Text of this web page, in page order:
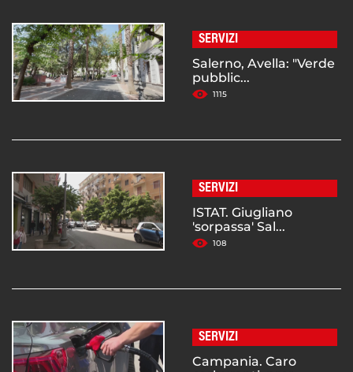
SERVIZI
Salerno, Avella: "Verde
pubblic...
1115
SERVIZI
ISTAT. Giugliano
'sorpassa' Sal...
108
SERVIZI
Campania. Caro